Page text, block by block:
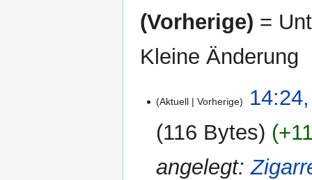
(Vorherige) =
Kleine Änderung
Oktober
Aktuell Vorherige
116 Bytes
angelegt: